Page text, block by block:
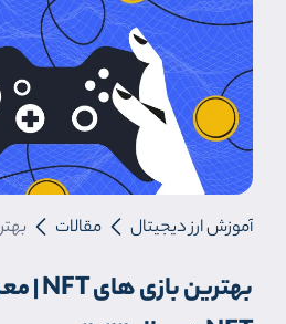
آموزش ارز دیجیتال مقالات